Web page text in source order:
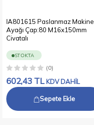
IA801615 Paslanmaz Makine
Ayağı Çap:80 M16x150mm
Civatalı
STOKTA
(0)
602,43 TL KDV DAHİL
Sepete Ekle